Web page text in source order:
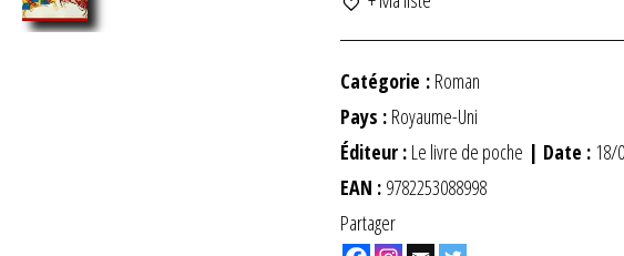
Catégorie : Roman
Pays : Royaume-Uni
Éditeur : Le livre de poche | Date : 18/
EAN : 9782253088998
Partager